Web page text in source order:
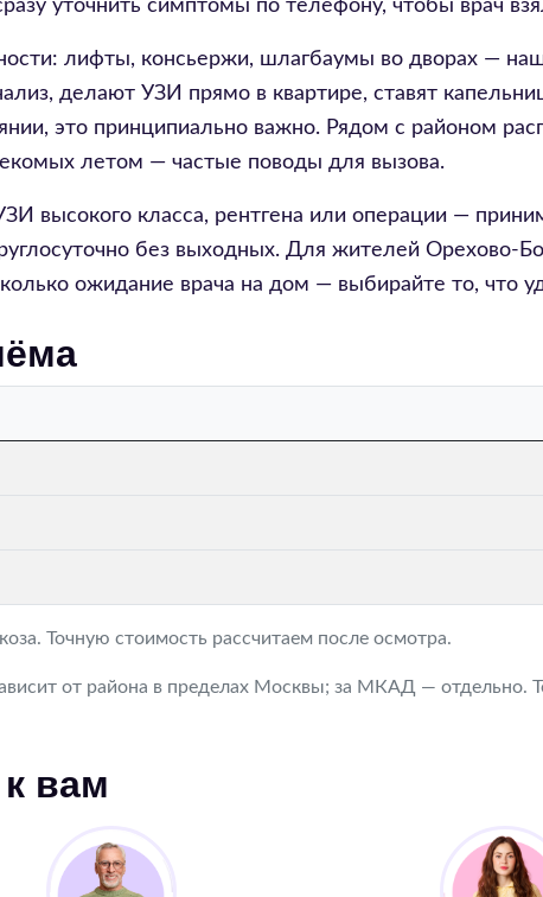
уточнить симптомы по телефону, чтобы врач
лифты, консьержи, шлагбаумы во дворах —
делают УЗИ прямо в квартире, ставят
это принципиально важно. Рядом с районом
летом — частые поводы для вызова.
высокого класса, рентгена или операции —
без выходных. Для жителей Орехово-
ожидание врача на дом — выбирайте то, что
Точную стоимость рассчитаем после осмотра.
от района в пределах Москвы; за МКАД — отдельно.
вам